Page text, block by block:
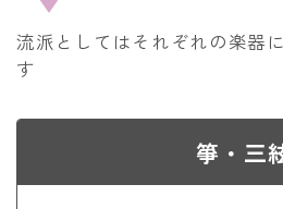
流派としてはそれぞれの楽器に
す
箏・三